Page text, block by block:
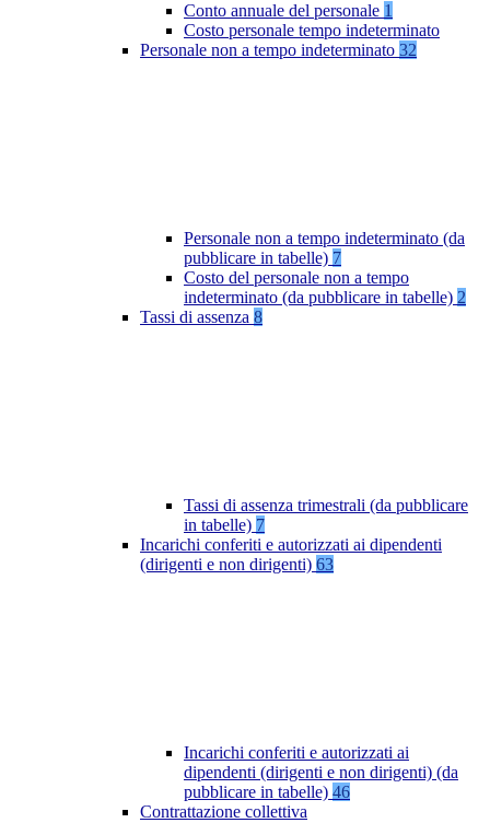
Conto annuale del personale 1
Costo personale tempo indeterminato
Personale non a tempo indeterminato 32
Personale non a tempo indeterminato (da
pubblicare in tabelle) 7
Costo del personale non a tempo
indeterminato (da pubblicare in tabelle) 2
Tassi di assenza 8
Tassi di assenza trimestrali (da pubblicare
in tabelle) 7
Incarichi conferiti e autorizzati ai dipendenti
(dirigenti e non dirigenti) 63
Incarichi conferiti e autorizzati ai
dipendenti (dirigenti e non dirigenti) (da
pubblicare in tabelle) 46
Contrattazione collettiva